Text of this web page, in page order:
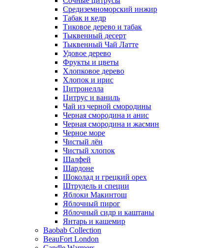
Средиземноморский инжир
Табак и кедр
Тиковое дерево и табак
Тыквенный десерт
Тыквенный Чай Латте
Удовое дерево
Фрукты и цветы
Хлопковое дерево
Хлопок и ирис
Цитронелла
Цитрус и ваниль
Чай из черной смородины
Черная смородина и анис
Черная смородина и жасмин
Черное море
Чистый лён
Чистый хлопок
Шалфей
Шардоне
Шоколад и грецкий орех
Штрудель и специи
Яблоки Макинтош
Яблочный пирог
Яблочный сидр и каштаны
Янтарь и кашемир
Baobab Collection
BeauFort London